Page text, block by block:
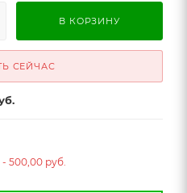
В КОРЗИНУ
СЕЙЧАС
500,00 руб.